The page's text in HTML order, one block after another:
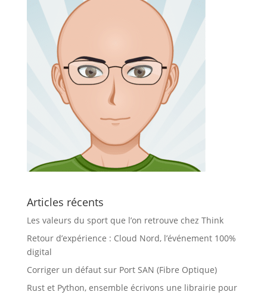
Articles récents
Les valeurs du sport que l’on retrouve chez Think
Retour d’expérience : Cloud Nord, l’événement 100%
digital
Corriger un défaut sur Port SAN (Fibre Optique)
Rust et Python, ensemble écrivons une librairie pour